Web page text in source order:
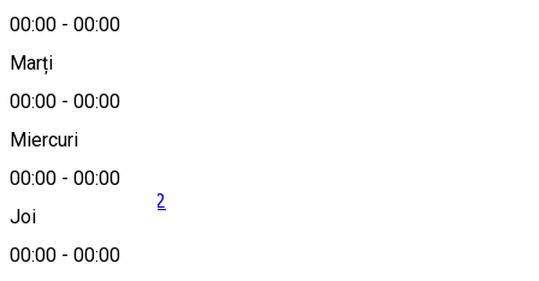
00:00 - 00:00
Marți
00:00 - 00:00
Miercuri
00:00 - 00:00
Joi
00:00 - 00:00
Hartă
+40 (774) 082 122